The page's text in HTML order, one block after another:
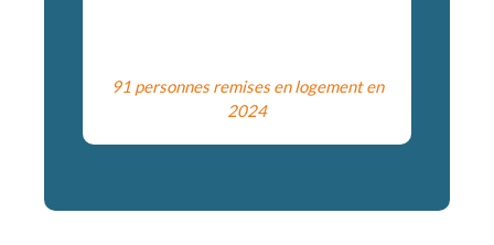
91 personnes remises en logement en
2024